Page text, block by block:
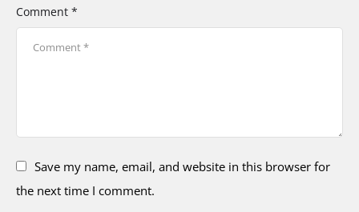
Comment *
Save my name, email, and website in this browser for
the next time I comment.